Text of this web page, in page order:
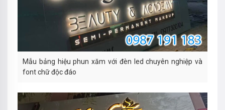
Mẫu bảng hiệu phun xăm với đèn led chuyên nghiệp và
font chữ độc đáo